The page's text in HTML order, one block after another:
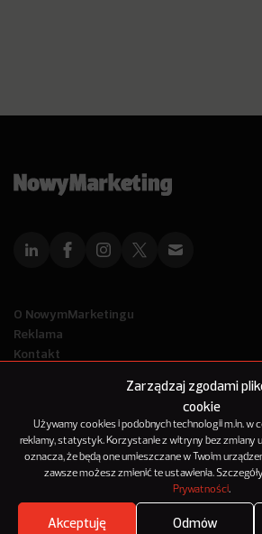
Zarządzaj zgodami
cookie
Używamy cookies i podobnych technologii m.in. w
reklamy, statystyk. Korzystanie z witryny bez zmiany
oznacza, że będą one umieszczane w Twoim
zawsze możesz zmienić te ustawienia.
Prywatności.
Akceptuję Odmów
O NowymMarketingu
Reklama
Kontakt
© 2012-2025
NowyMarketing jest marką 143Media Sp. z o.o.